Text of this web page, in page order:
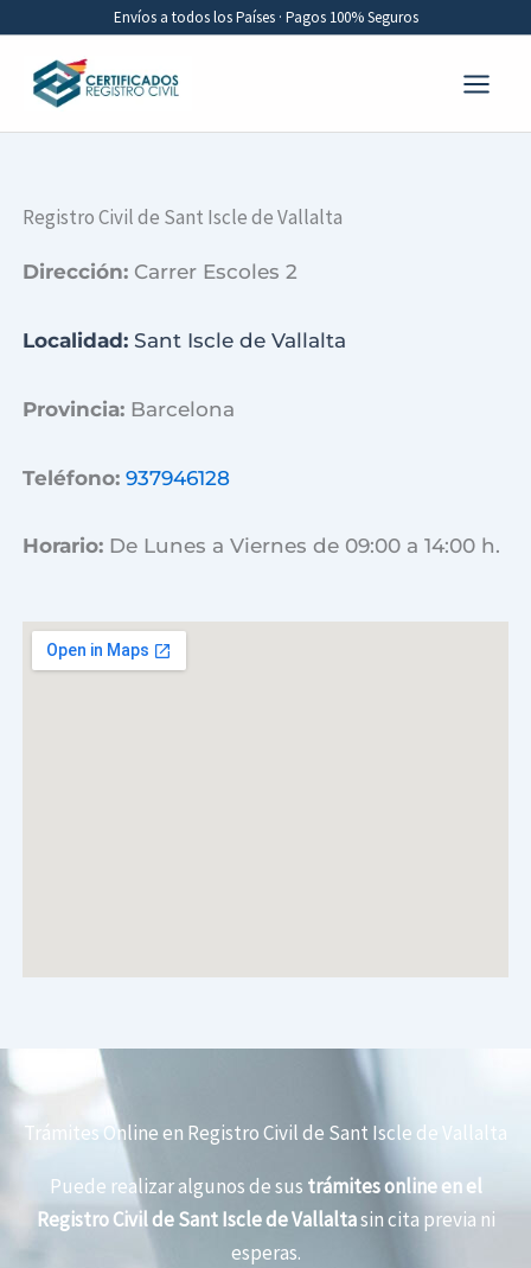
contenido
Envíos a todos los Países · Pagos 100% Seguros
Registro Civil de Sant Iscle de Vallalta
Dirección: Carrer Escoles 2
Localidad:Sant Iscle de Vallalta
Provincia: Barcelona
Teléfono: 937946128
Horario: De Lunes a Viernes de 09:00 a 14:00 h.
Trámites Online en Registro Civil de Sant Iscle de Vallalta
Puede realizar algunos de sus trámites online en el
Registro Civil de Sant Iscle de Vallaltasin cita previa ni
esperas.